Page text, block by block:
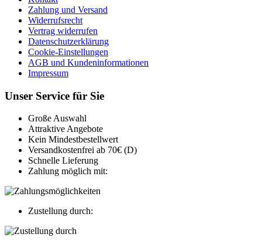
Zahlung und Versand
Widerrufsrecht
Vertrag widerrufen
Datenschutzerklärung
Cookie-Einstellungen
AGB und Kundeninformationen
Impressum
Unser Service für Sie
Große Auswahl
Attraktive Angebote
Kein Mindestbestellwert
Versandkostenfrei ab 70€ (D)
Schnelle Lieferung
Zahlung möglich mit:
Zustellung durch: